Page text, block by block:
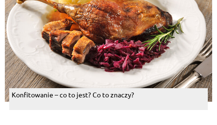
Konfitowanie – co to jest? Co to znaczy?